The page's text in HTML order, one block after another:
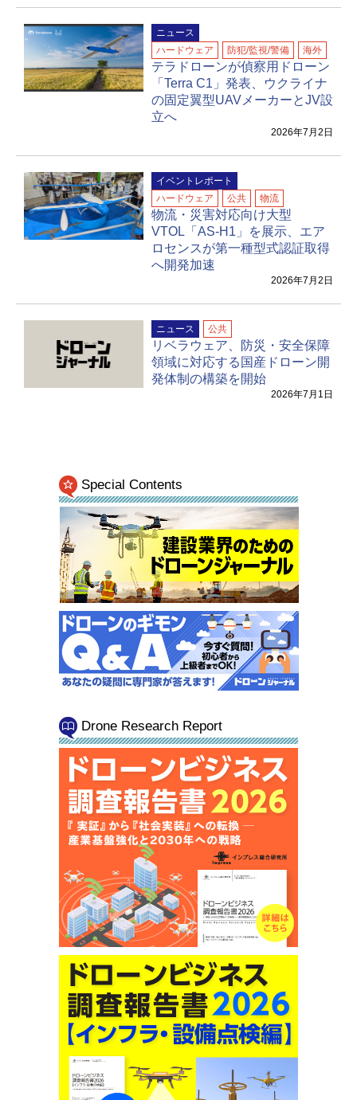
ニュース
ハードウェア
防犯/監視/警備 海外
テラドローンが偵察用ドローン
「Terra C1」発表、ウクライナ
の固定翼型UAVメーカーとJV設
立へ
2026年7月2日
イベントレポート
ハードウェア
公共 物流
物流・災害対応向け大型
VTOL「AS-H1」を展示、エア
ロセンスが第一種型式認証取得
へ開発加速
2026年7月2日
ニュース 公共
リベラウェア、防災・安全保障
領域に対応する国産ドローン開
発体制の構築を開始
2026年7月1日
Special Contents
Drone Research Report